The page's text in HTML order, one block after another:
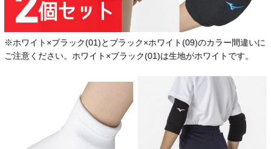
※ホワイト×ブラック(01)とブラック×ホワイト(09)のカラー間違いに
ご注意ください。ホワイト×ブラック(01)は生地がホワイトです。